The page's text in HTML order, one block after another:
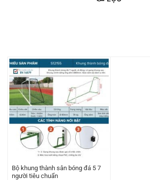
Bộ khung thành sân bóng đá 5 7
người tiêu chuẩn